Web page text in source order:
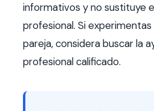
informativos y no sustituye
profesional. Si
pareja, considera buscar la
profesional calificado.